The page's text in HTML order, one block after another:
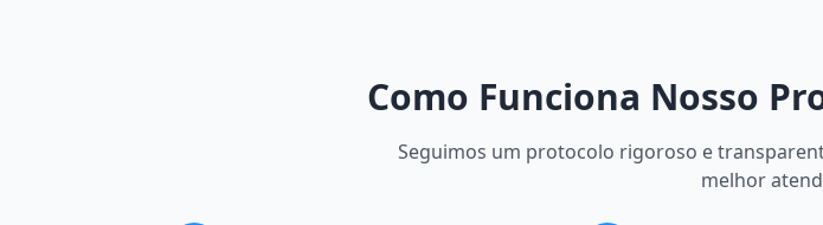
Como Funciona Nosso
Seguimos um protocolo rigoroso e
melhor